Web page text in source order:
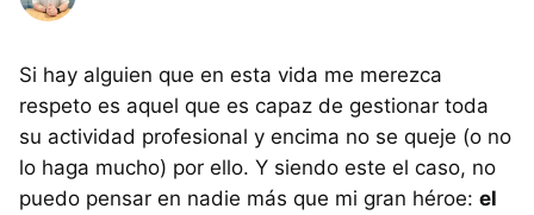
Si hay alguien que en esta vida me merezca
respeto es aquel que es capaz de gestionar toda
su actividad profesional y encima no se queje (o no
lo haga mucho) por ello. Y siendo este el caso, no
puedo pensar en nadie más que mi gran héroe: el